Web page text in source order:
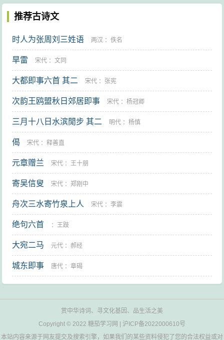
指君主道德的光辉。
兆。曾击：高翔。曾，高飞的样子。去：离开。
污渎：污水沟。
鱣（zhān）：鲟一类的大鱼。鲸：鲸鱼。固：本来。
《庄子·庚桑楚》：“吞舟之鱼，砀而失水，则蝼蚁苦之。”
推荐古诗文
时人为张周刘三姓语 两汉 ：佚名
旱雷 宋代 ：文同
大都即事六首 其二 宋代 ： 张宪
次韵王鸥盟秋日郊居即事 宋代 ：杨冠卿
三月十八日水滨閒步 其二 明代 ：杨慎
偈 宋代 ：释善直
元章赠兰 宋代 ：王十朋
寄吴信叟 宋代 ：郑刚中
舟次三水寄竹泉上人 宋代 ：李震
绝句六首 ：王跂
大宛二马 元代 ：郝经
城东即事 唐代 ：章碣
赏中华诗词、寻文化基因、品生活之美
Copyright © 2022 糖茄学习网
沪ICP备2022000610号
本站内容来源于网友提交及搜索引擎，如果我们的某些资料侵犯了您的合法权益或对